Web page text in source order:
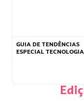
GUIA DE TENDÊNCIAS
ESPECIAL TECNOLOGIA